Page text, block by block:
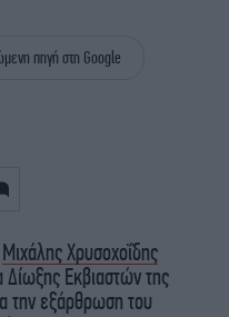
πηγή στη Google
Μιχάλης Χρυσοχοΐδης
Εκβιαστών της
την εξάρθρωση του